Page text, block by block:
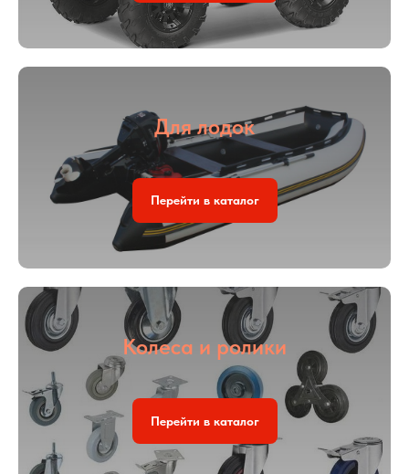
Для лодок
Перейти в каталог
Колеса и ролики
Перейти в каталог